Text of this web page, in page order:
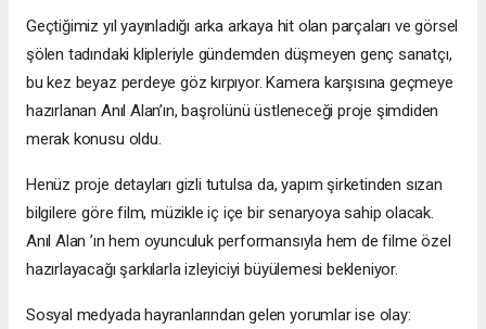
Geçtiğimiz yıl yayınladığı arka arkaya hit olan parçaları ve görsel
şölen tadındaki klipleriyle gündemden düşmeyen genç sanatçı,
bu kez beyaz perdeye göz kırpıyor. Kamera karşısına geçmeye
hazırlanan Anıl Alan’ın, başrolünü üstleneceği proje şimdiden
merak konusu oldu.
Henüz proje detayları gizli tutulsa da, yapım şirketinden sızan
bilgilere göre film, müzikle iç içe bir senaryoya sahip olacak.
Anıl Alan ’ın hem oyunculuk performansıyla hem de filme özel
hazırlayacağı şarkılarla izleyiciyi büyülemesi bekleniyor.
Sosyal medyada hayranlarından gelen yorumlar ise olay: